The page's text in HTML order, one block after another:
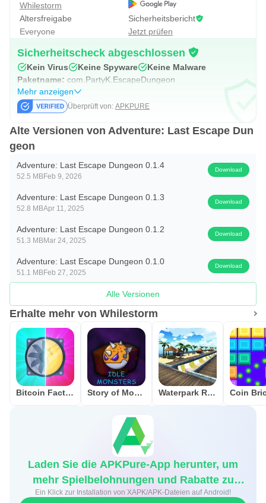
Whilestorm
Altersfreigabe
Everyone
Sicherheitsbericht
Jetzt prüfen
Sicherheitscheck abgeschlossen
Kein Virus Keine Spyware
Keine Malware
Paketname: com.PartyK.EscapeDungeon
Mehr anzeigen
Überprüft von: APKPURE
Alte Versionen von Adventure: Last Escape Dun
geon
Adventure: Last Escape Dungeon 0.1.4
52.5 MBFeb 9, 2026
Download
Adventure: Last Escape Dungeon 0.1.3
52.8 MBApr 11, 2025
Download
Adventure: Last Escape Dungeon 0.1.2
51.3 MBMar 24, 2025
Download
Adventure: Last Escape Dungeon 0.1.0
51.1 MBFeb 27, 2025
Download
Alle Versionen
Erhalte mehr von Whilestorm
Bitcoin Factory Idle Miner BTC Story of Monsters: Idle Waterpark Race
Laden Sie die APKPure-App herunter, um
mehr Spielbelohnungen und Rabatte zu
erhalten
Ein Klick zur Installation von XAPK/APK-Dateien auf Android!